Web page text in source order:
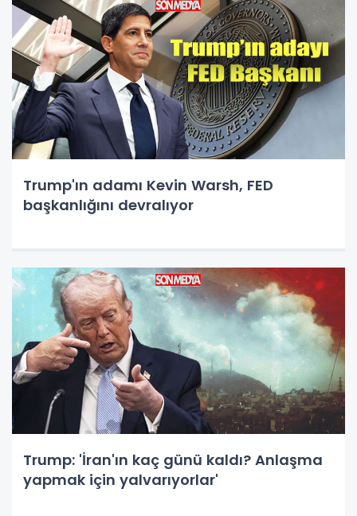
Trump'ın adamı Kevin Warsh, FED
başkanlığını devralıyor
Trump: 'İran'ın kaç günü kaldı? Anlaşma
yapmak için yalvarıyorlar'